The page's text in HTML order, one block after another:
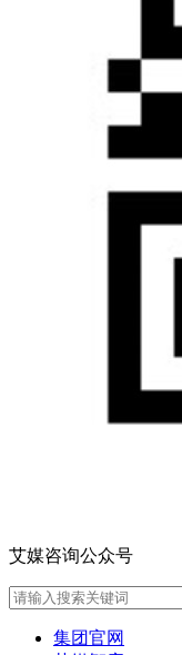
艾媒咨询公众号
集团官网